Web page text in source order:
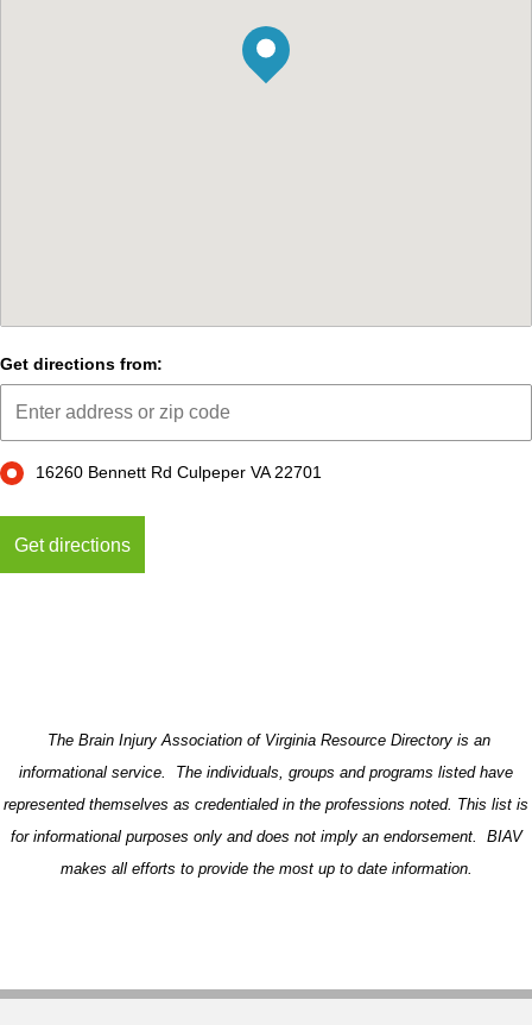
Get directions from:
16260 Bennett Rd Culpeper VA 22701
The Brain Injury Association of Virginia Resource Directory is an
informational service. The individuals, groups and programs listed have
represented themselves as credentialed in the professions noted. This list is
for informational purposes only and does not imply an endorsement. BIAV
makes all efforts to provide the most up to date information.